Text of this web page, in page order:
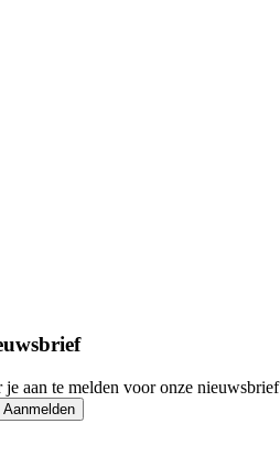
aan te melden voor onze nieuwsbrief
Aanmelden